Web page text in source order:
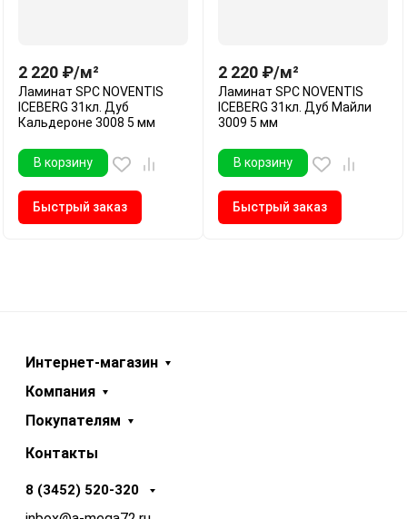
2 220 ₽/м²
Ламинат SPC NOVENTIS
ICEBERG 31кл. Дуб
Кальдероне 3008 5 мм
В корзину
Быстрый заказ
2 220 ₽/м²
Ламинат SPC NOVENTIS
ICEBERG 31кл. Дуб Майли
3009 5 мм
В корзину
Быстрый заказ
Интернет-магазин
Компания
Покупателям
Контакты
8 (3452) 520-320